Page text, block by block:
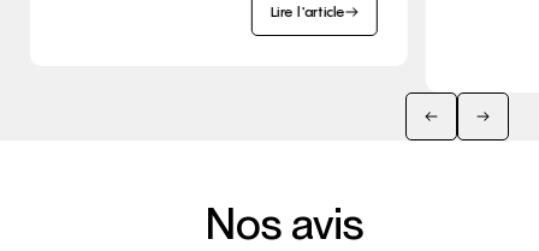
Lire l'article
Nos avis